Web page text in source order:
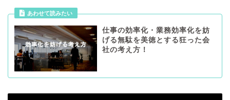
あわせて読みたい
仕事の効率化・業務効率化を妨
げる無駄を美徳とする狂った会
社の考え方！